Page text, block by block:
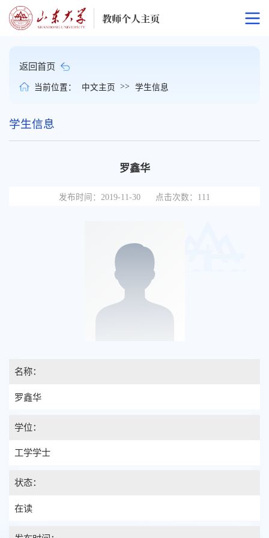
当前位置： 中文主页 >> 学生信息
返回首页
学生信息
罗鑫华
发布时间：2019-11-30 点击次数： 111
名称：
罗鑫华
学位：
工学学士
状态：
在读